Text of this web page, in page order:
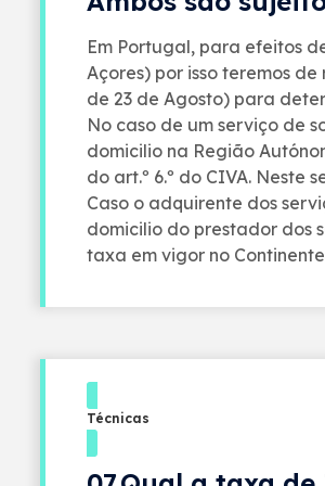
Em Portugal, para efeitos
Açores) por isso teremos
de 23 de Agosto) para
No caso de um serviço de
domicilio na Região
do art.º 6.º do CIVA.
Caso o adquirente dos
domicilio do prestador dos
taxa em vigor no
Técnicas